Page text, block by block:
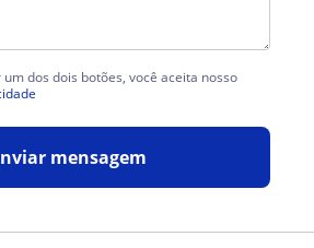
dos dois botões, você aceita nosso
mensagem